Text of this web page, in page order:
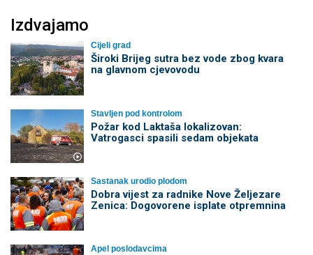
Izdvajamo
Cijeli grad
Široki Brijeg sutra bez vode zbog kvara
na glavnom cjevovodu
Stavljen pod kontrolom
Požar kod Laktaša lokalizovan:
Vatrogasci spasili sedam objekata
Sastanak urodio plodom
Dobra vijest za radnike Nove Željezare
Zenica: Dogovorene isplate otpremnina
Apel poslodavcima